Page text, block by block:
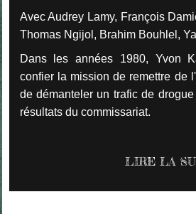
Avec Audrey Lamy, François
Thomas Ngijol, Brahim Bouhlel,
Dans les années 1980, Yvon
confier la mission de remettre de
de démanteler un trafic de
résultats du commissariat.
LIRE LA